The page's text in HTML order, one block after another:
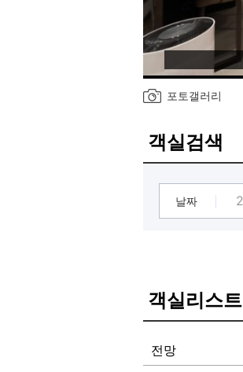
포토갤러리
객실검색
날짜
객실리스트
전망